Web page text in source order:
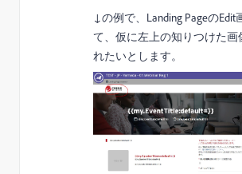
↓の例で、Landing PageのEdit
て、仮に左上の知りつけた画
れたいとします。